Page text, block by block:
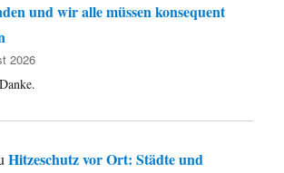
und wir alle müssen konsequent
2026
Hitzeschutz vor Ort: Städte und